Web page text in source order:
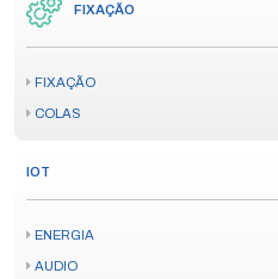
FIXAÇÃO
FIXAÇÃO
COLAS
IOT
ENERGIA
AUDIO